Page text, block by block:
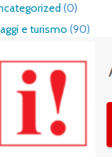
(0)
e turismo (90)